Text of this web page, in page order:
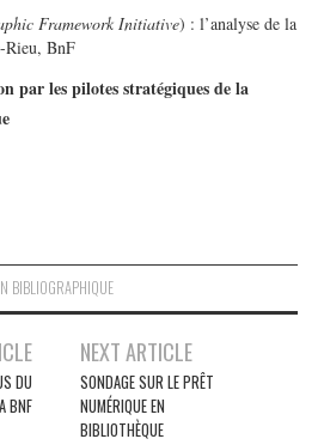
Framework Initiative) : l’analyse de la
Rieu, BnF
par les pilotes stratégiques de la
BIBLIOGRAPHIQUE
DU
BNF
NEXT ARTICLE
SONDAGE SUR LE PRÊT
NUMÉRIQUE EN
BIBLIOTHÈQUE